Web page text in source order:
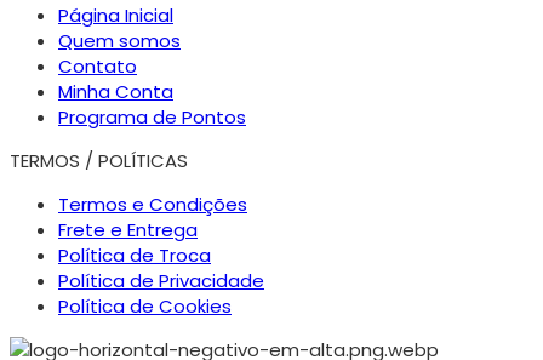
Página Inicial
Quem somos
Contato
Minha Conta
Programa de Pontos
TERMOS / POLÍTICAS
Termos e Condições
Frete e Entrega
Política de Troca
Política de Privacidade
Política de Cookies